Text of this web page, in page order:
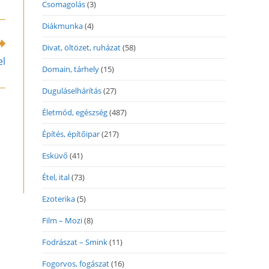
Csomagolás(3)
Diákmunka(4)
Divat, öltözet, ruházat(58)
Domain, tárhely(15)
Duguláselhárítás(27)
Életmód, egészség(487)
Építés, építőipar(217)
Esküvő (41)
Étel, ital(73)
Ezoterika(5)
Film – Mozi(8)
Fodrászat – Smink(11)
Fogorvos, fogászat(16)